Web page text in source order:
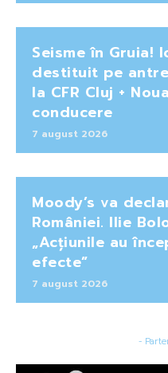
Seisme în Gruia!
destituit pe
la CFR Cluj +
conducere
7 august 2026
Moody’s va
României. Ilie
„Acțiunile au
efecte”
7 august 2026
-